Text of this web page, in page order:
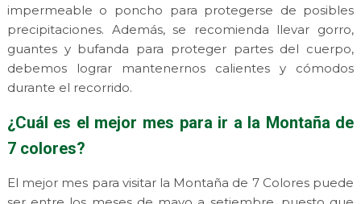
impermeable o poncho para protegerse de posibles
precipitaciones. Además, se recomienda llevar gorro,
guantes y bufanda para proteger partes del cuerpo,
debemos lograr mantenernos calientes y cómodos
durante el recorrido.
¿Cuál es el mejor mes para ir a la Montaña de
7 colores?
El mejor mes para visitar la Montaña de 7 Colores puede